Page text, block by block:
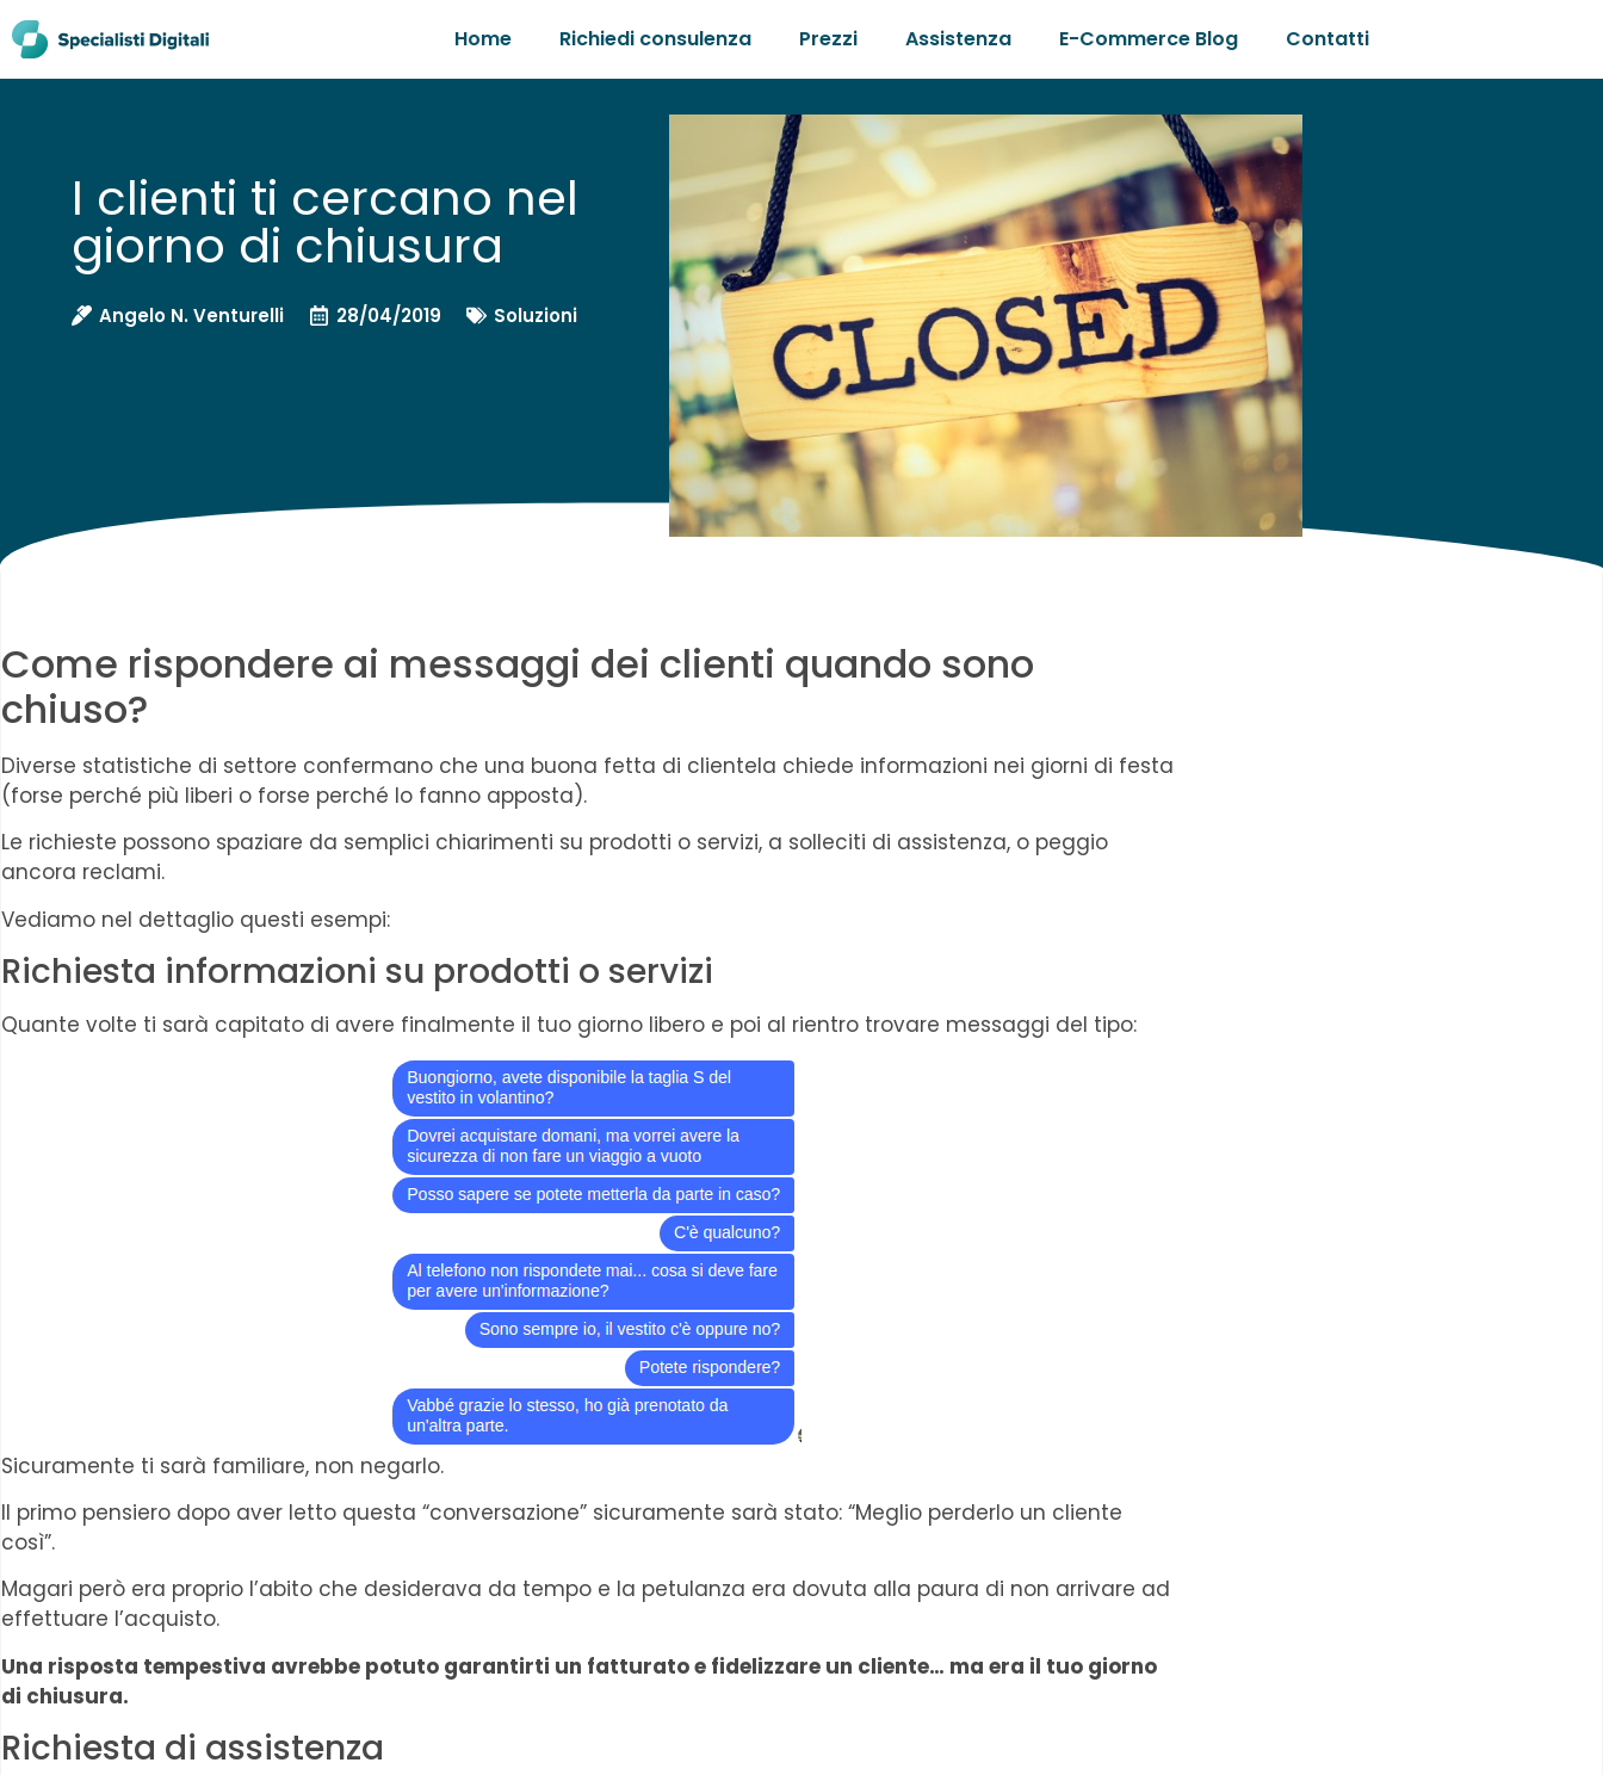
Home Richiedi consulenza Prezzi Assistenza E-Commerce Blog Contatti
I clienti ti cercano nel
giorno di chiusura
Angelo N. Venturelli 28/04/2019 Soluzioni
Come rispondere ai messaggi dei clienti quando sono
chiuso?
Diverse statistiche di settore confermano che una buona fetta di clientela chiede informazioni nei giorni di festa
(forse perché più liberi o forse perché lo fanno apposta).
Le richieste possono spaziare da semplici chiarimenti su prodotti o servizi, a solleciti di assistenza, o peggio
ancora reclami.
Vediamo nel dettaglio questi esempi:
Richiesta informazioni su prodotti o servizi
Quante volte ti sarà capitato di avere finalmente il tuo giorno libero e poi al rientro trovare messaggi del tipo:
Sicuramente ti sarà familiare, non negarlo.
Il primo pensiero dopo aver letto questa “conversazione” sicuramente sarà stato: “Meglio perderlo un cliente
così”.
Magari però era proprio l’abito che desiderava da tempo e la petulanza era dovuta alla paura di non arrivare ad
effettuare l’acquisto.
Una risposta tempestiva avrebbe potuto garantirti un fatturato e fidelizzare un cliente… ma era il tuo giorno
di chiusura.
Richiesta di assistenza